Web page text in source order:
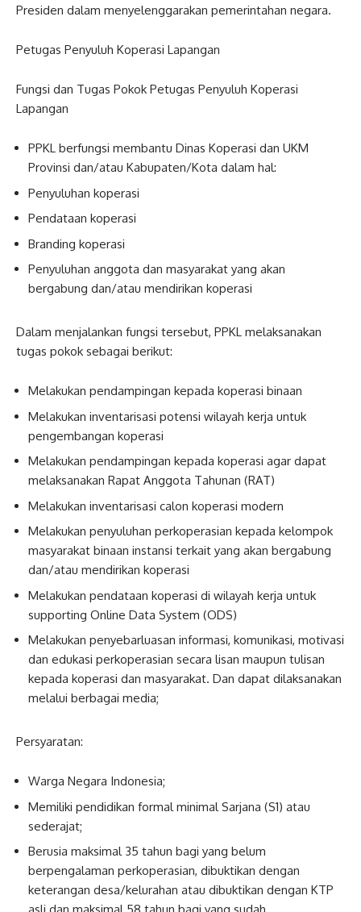
Presiden dalam menyelenggarakan pemerintahan negara.
Petugas Penyuluh Koperasi Lapangan
Fungsi dan Tugas Pokok Petugas Penyuluh Koperasi
Lapangan
PPKL berfungsi membantu Dinas Koperasi dan UKM
Provinsi dan/atau Kabupaten/Kota dalam hal:
Penyuluhan koperasi
Pendataan koperasi
Branding koperasi
Penyuluhan anggota dan masyarakat yang akan
bergabung dan/atau mendirikan koperasi
Dalam menjalankan fungsi tersebut, PPKL melaksanakan
tugas pokok sebagai berikut:
Melakukan pendampingan kepada koperasi binaan
Melakukan inventarisasi potensi wilayah kerja untuk
pengembangan koperasi
Melakukan pendampingan kepada koperasi agar dapat
melaksanakan Rapat Anggota Tahunan (RAT)
Melakukan inventarisasi calon koperasi modern
Melakukan penyuluhan perkoperasian kepada kelompok
masyarakat binaan instansi terkait yang akan bergabung
dan/atau mendirikan koperasi
Melakukan pendataan koperasi di wilayah kerja untuk
supporting Online Data System (ODS)
Melakukan penyebarluasan informasi, komunikasi, motivasi
dan edukasi perkoperasian secara lisan maupun tulisan
kepada koperasi dan masyarakat. Dan dapat dilaksanakan
melalui berbagai media;
Persyaratan:
Warga Negara Indonesia;
Memiliki pendidikan formal minimal Sarjana (S1) atau
sederajat;
Berusia maksimal 35 tahun bagi yang belum
berpengalaman perkoperasian, dibuktikan dengan
keterangan desa/kelurahan atau dibuktikan dengan KTP